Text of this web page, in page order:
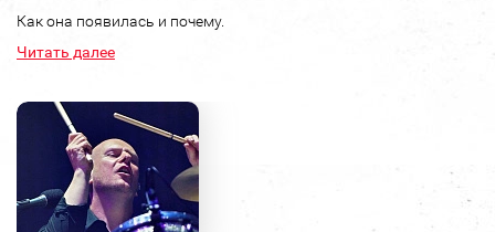
Как она появилась и почему.
Читать далее